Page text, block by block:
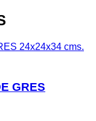
GRES